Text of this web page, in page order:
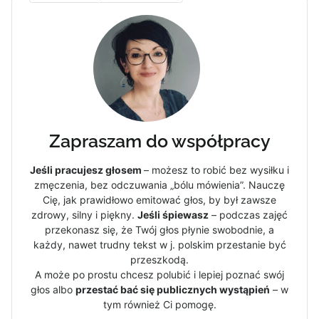
Zapraszam do współpracy
Jeśli pracujesz głosem – możesz to robić bez wysiłku i
zmęczenia, bez odczuwania „bólu mówienia”. Nauczę
Cię, jak prawidłowo emitować głos, by był zawsze
zdrowy, silny i piękny. Jeśli śpiewasz – podczas zajęć
przekonasz się, że Twój głos płynie swobodnie, a
każdy, nawet trudny tekst w j. polskim przestanie być
przeszkodą.
A może po prostu chcesz polubić i lepiej poznać swój
głos albo przestać bać się publicznych wystąpień – w
tym również Ci pomogę.